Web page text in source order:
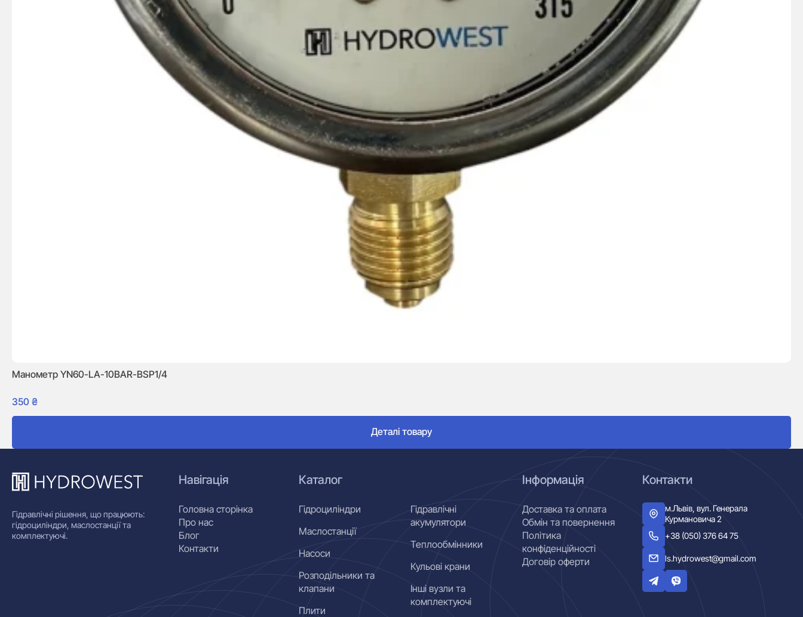
Манометр YN60-LA-10BAR-BSP1/4
350 ₴
Деталі товару
Гідравлічні рішення, що працюють:
гідроциліндри, маслостанції та
комплектуючі.
Навігація
Головна сторінка
Про нас
Блог
Контакти
Каталог
Гідроциліндри
Маслостанції
Насоси
Розподільники та
клапани
Плити
Гідравлічні
акумулятори
Теплообмінники
Кульові крани
Інші вузли та
комплектуючі
Інформація
Доставка та оплата
Обмін та повернення
Політика
конфіденційності
Договір оферти
Контакти
м.Львів, вул. Генерала
Курмановича 2
+38 (050) 376 64 75
ls.hydrowest@gmail.com